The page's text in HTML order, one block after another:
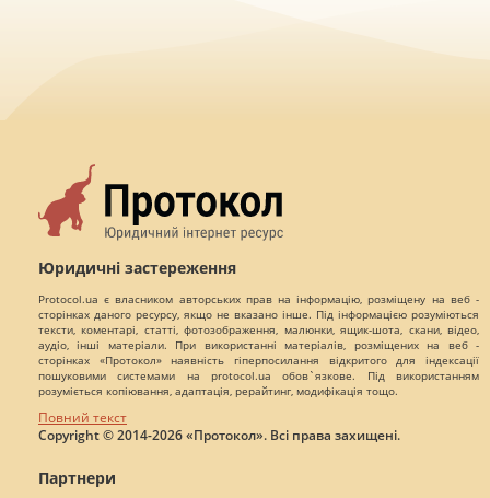
Юридичні застереження
Protocol.ua є власником авторських прав на інформацію, розміщену на веб -
сторінках даного ресурсу, якщо не вказано інше. Під інформацією розуміються
тексти, коментарі, статті, фотозображення, малюнки, ящик-шота, скани, відео,
аудіо, інші матеріали. При використанні матеріалів, розміщених на веб -
сторінках «Протокол» наявність гіперпосилання відкритого для індексації
пошуковими системами на protocol.ua обов`язкове. Під використанням
розуміється копіювання, адаптація, рерайтинг, модифікація тощо.
Повний текст
Copyright © 2014-2026 «Протокол». Всі права захищені.
Партнери